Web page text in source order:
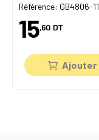
Référence: GB4806-11
15,60 DT
Ajouter